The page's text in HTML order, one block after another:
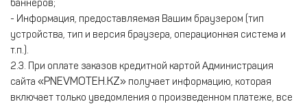
баннеров;
- Информация, предоставляемая Вашим браузером (тип
устройства, тип и версия браузера, операционная система и
т.п.).
2.3. При оплате заказов кредитной картой Администрация
сайта «PNEVMOTEH.KZ» получает информацию, которая
включает только уведомления о произведенном платеже, все